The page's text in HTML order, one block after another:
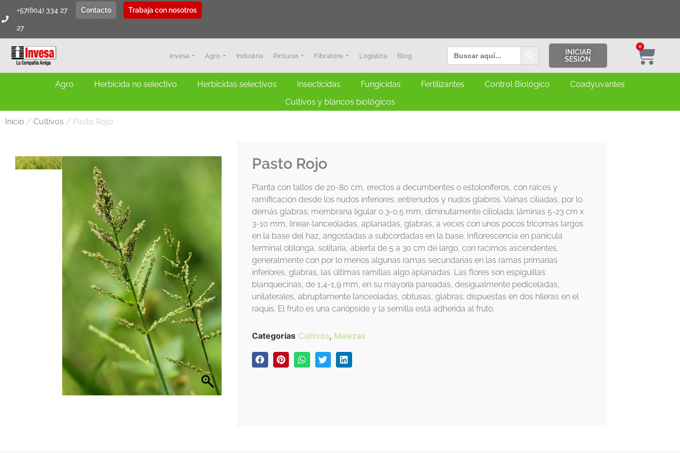
+57(604) 334 27
27
Contacto Trabaja con nosotros
Invesa Agro Industria Pinturas Fibratore Logística Blog
Buscar: Botón de búsqueda
INICIAR
SESION
0
Agro Herbicida no selectivo Herbicidas selectivos Insecticidas Fungicidas Fertilizantes Control Biológico
Coadyuvantes
Cultivos y blancos biológicos
Inicio / Cultivos / Pasto Rojo
Pasto Rojo
Planta con tallos de 20-80 cm, erectos a decumbentes o estoloníferos, con raíces y
ramificación desde los nudos inferiores; entrenudos y nudos glabros. Vainas ciliadas, por lo
demás glabras; membrana ligular 0.3-0.5 mm, diminutamente ciliolada; láminas 5-23 cm x
3-10 mm, linear-lanceoladas, aplanadas, glabras, a veces con unos pocos tricomas largos
en la base del haz, angostadas a subcordadas en la base. Inflorescencia en panícula
terminal oblonga, solitaria, abierta de 5 a 30 cm de largo, con racimos ascendentes,
generalmente con por lo menos algunas ramas secundarias en las ramas primarias
inferiores, glabras, las últimas ramillas algo aplanadas. Las flores son espiguillas
blanquecinas, de 1,4-1,9 mm, en su mayoría pareadas, desigualmente pediceladas,
unilaterales, abruptamente lanceoladas, obtusas, glabras; dispuestas en dos hileras en el
raquis. El fruto es una cariópside y la semilla está adherida al fruto.
Categorías Cultivos, Malezas